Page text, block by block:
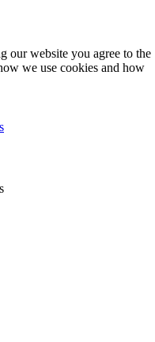
our website you agree to the
we use cookies and how